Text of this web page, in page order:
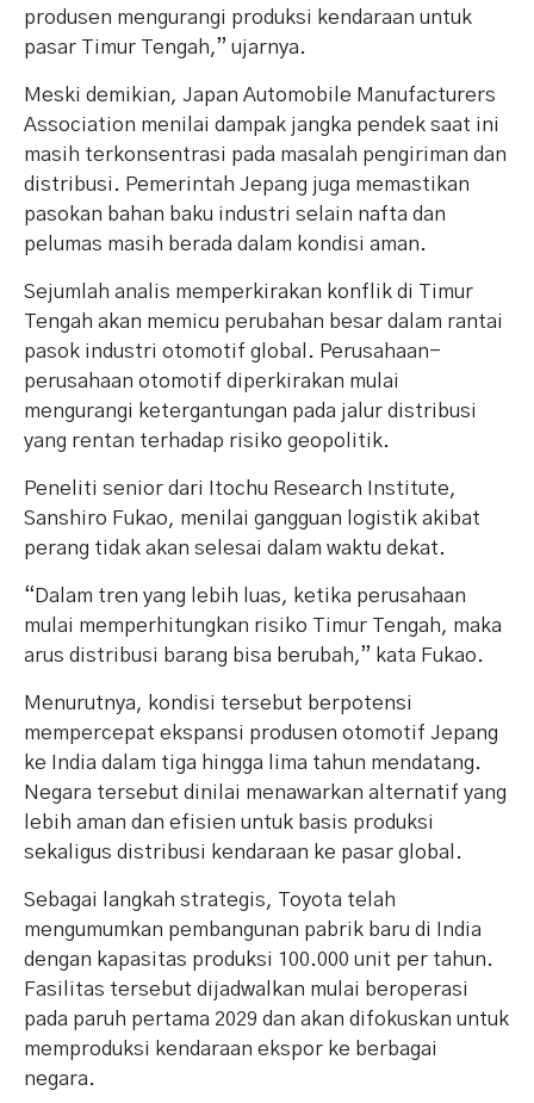
produsen mengurangi produksi kendaraan untuk
pasar Timur Tengah,” ujarnya.
Meski demikian, Japan Automobile Manufacturers
Association menilai dampak jangka pendek saat ini
masih terkonsentrasi pada masalah pengiriman dan
distribusi. Pemerintah Jepang juga memastikan
pasokan bahan baku industri selain nafta dan
pelumas masih berada dalam kondisi aman.
Sejumlah analis memperkirakan konflik di Timur
Tengah akan memicu perubahan besar dalam rantai
pasok industri otomotif global. Perusahaan-
perusahaan otomotif diperkirakan mulai
mengurangi ketergantungan pada jalur distribusi
yang rentan terhadap risiko geopolitik.
Peneliti senior dari Itochu Research Institute,
Sanshiro Fukao, menilai gangguan logistik akibat
perang tidak akan selesai dalam waktu dekat.
“Dalam tren yang lebih luas, ketika perusahaan
mulai memperhitungkan risiko Timur Tengah, maka
arus distribusi barang bisa berubah,” kata Fukao.
Menurutnya, kondisi tersebut berpotensi
mempercepat ekspansi produsen otomotif Jepang
ke India dalam tiga hingga lima tahun mendatang.
Negara tersebut dinilai menawarkan alternatif yang
lebih aman dan efisien untuk basis produksi
sekaligus distribusi kendaraan ke pasar global.
Sebagai langkah strategis, Toyota telah
mengumumkan pembangunan pabrik baru di India
dengan kapasitas produksi 100.000 unit per tahun.
Fasilitas tersebut dijadwalkan mulai beroperasi
pada paruh pertama 2029 dan akan difokuskan untuk
memproduksi kendaraan ekspor ke berbagai
negara.